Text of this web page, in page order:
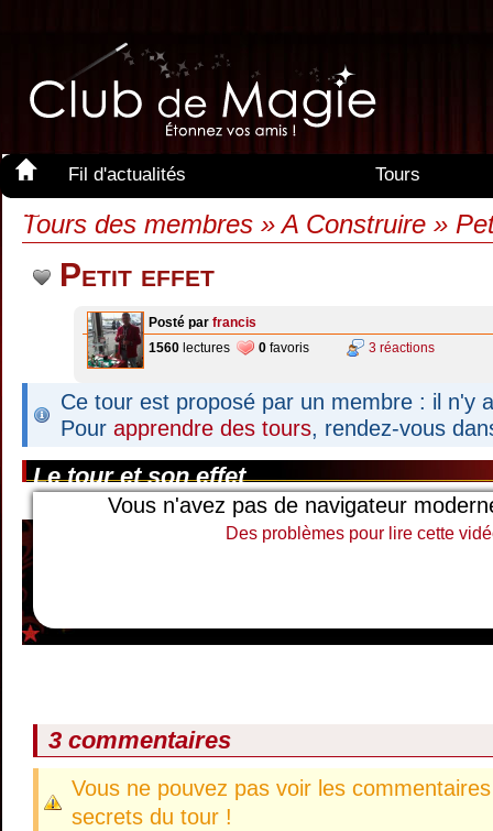
Fil d'actualités
Tours
Membres
Tours des membres » A Construire »
Petit effet
Posté par francis
1560 lectures 0 favoris 3 réactions
Ce tour est proposé par un membre : il n'y
Pour apprendre des tours, rendez-vous
Le tour et son effet
Vous n'avez pas de navigateur
Des problèmes pour lire cette
3 commentaires
Vous ne pouvez pas voir les
secrets du tour !